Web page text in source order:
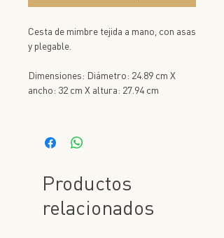
Cesta de mimbre tejida a mano, con asas
y plegable.
Dimensiones: Diámetro: 24.89 cm X
ancho: 32 cm X altura: 27.94 cm
Productos
relacionados